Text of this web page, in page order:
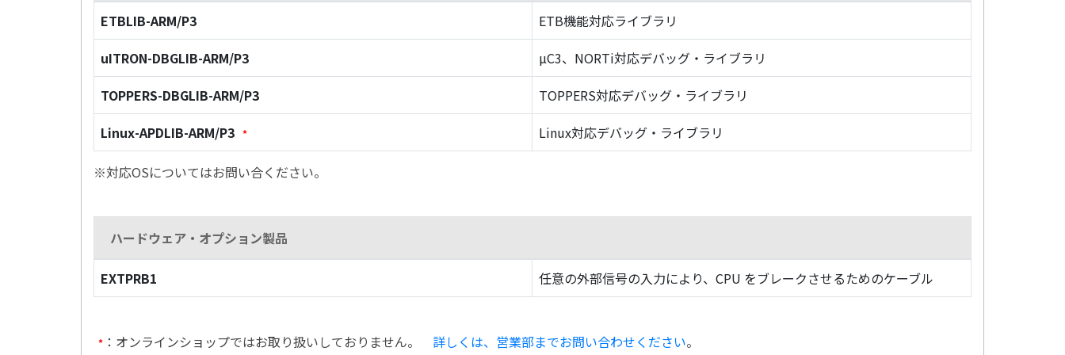
ETBLIB-ARM/P3
ETB機能対応ライブラリ
uITRON-DBGLIB-ARM/P3
µC3、NORTi対応デバッグ・ライブラリ
TOPPERS-DBGLIB-ARM/P3
TOPPERS対応デバッグ・ライブラリ
Linux-APDLIB-ARM/P3 * Linux対応デバッグ・ライブラリ
※対応OSについてはお問い合ください。
ハードウェア・オプション製品
EXTPRB1 任意の外部信号の入力により、CPU をブレークさせるためのケーブル
* ：オンラインショップではお取り扱いしておりません。 詳しくは、営業部までお問い合わせください。